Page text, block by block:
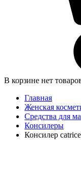
В корзине нет
Главная
Женская
Средства для
Консилеры
Консилер